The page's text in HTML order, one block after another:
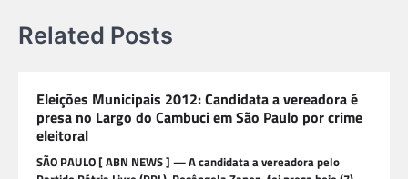
Related Posts
Eleições Municipais 2012: Candidata a vereadora é
presa no Largo do Cambuci em São Paulo por crime
eleitoral
SÃO PAULO [ ABN NEWS ] — A candidata a vereadora pelo